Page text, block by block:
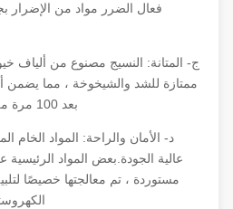
فعال الضرر مواد من الإضرار بجسم
ج- المتانة: النسيج مصنوع من ألياف خيوط
ممتازة للشد والشيخوخة ، مما يضمن أنه
د- الأمان والراحة: المواد الخام
عالية الجودة.بعض المواد الرئيسية
مستوردة ، تم معالجتها خصيصًا لتلبية